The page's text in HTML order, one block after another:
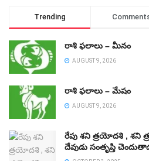
Trending
రాశి ఫలాలు – మీనం
AUGUST 9, 2026
రాశి ఫలాలు – మేషం
AUGUST 9, 2026
రేపు శని త్రయోదశి , శని
దేవుడు సంతృప్తి